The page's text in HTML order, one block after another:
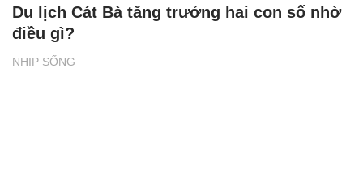
NHỊP SỐNG
Du lịch Cát Bà tăng trưởng hai con số nhờ
điều gì?